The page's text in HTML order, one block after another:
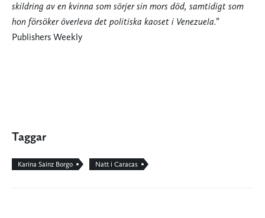
skildring av en kvinna som sörjer sin mors död, samtidigt som
hon försöker överleva det politiska kaoset i Venezuela.”
Publishers Weekly
Taggar
Karina Sainz Borgo Natt i Caracas